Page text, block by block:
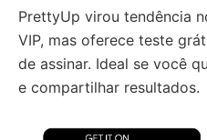
PrettyUp virou tendência
VIP, mas oferece teste
de assinar. Ideal se você
e compartilhar resultados.